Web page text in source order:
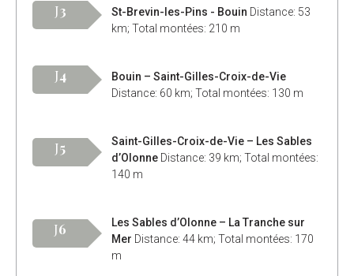
J3 St-Brevin-les-Pins - Bouin Distance: 53
km; Total montées: 210 m
J4
Bouin – Saint-Gilles-Croix-de-Vie
Distance: 60 km; Total montées: 130 m
J5
Saint-Gilles-Croix-de-Vie – Les Sables
d’Olonne Distance: 39 km; Total montées:
140 m
J6
Les Sables d’Olonne – La Tranche sur
Mer Distance: 44 km; Total montées: 170
m